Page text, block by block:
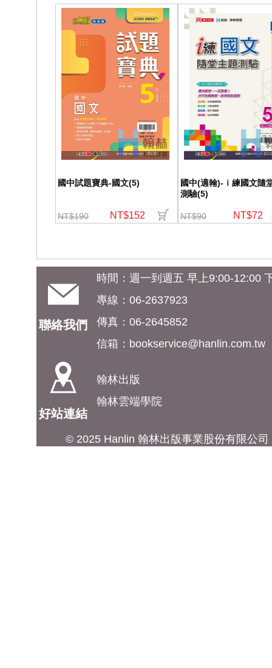
國中試題寶典-國文(5)
NT$190 NT$152
國中(適翰)-ｉ練國文隨
測驗(5)
NT$90 NT$72
聯絡我們
時間：週一到週五 早上9:00-12:00
專線：06-2637923
傳真：06-2645852
信箱： bookservice@hanlin.com.tw
好站連結
翰林出版
翰林雲端學院
© 2025 Hanlin 翰林出版事業股份有限公司